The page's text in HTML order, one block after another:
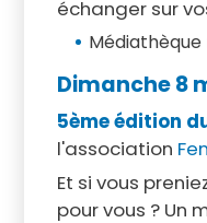
échanger sur
Médiathèque
Dimanche 8
5ème édition
l'association
Et si vous
pour vous ? Un